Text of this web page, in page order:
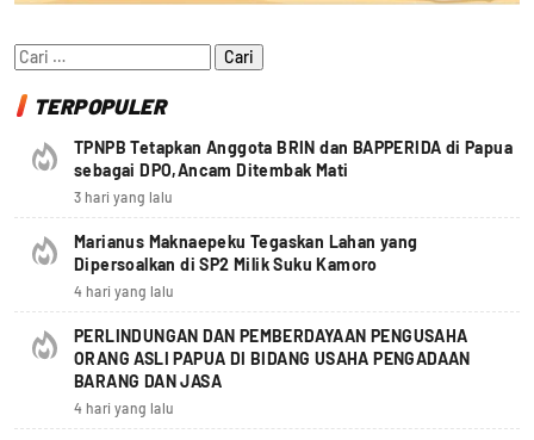
Cari
untuk:
TERPOPULER
TPNPB Tetapkan Anggota BRIN dan BAPPERIDA di Papua
sebagai DPO,Ancam Ditembak Mati
3 hari yang lalu
Marianus Maknaepeku Tegaskan Lahan yang
Dipersoalkan di SP2 Milik Suku Kamoro
4 hari yang lalu
PERLINDUNGAN DAN PEMBERDAYAAN PENGUSAHA
ORANG ASLI PAPUA DI BIDANG USAHA PENGADAAN
BARANG DAN JASA
4 hari yang lalu